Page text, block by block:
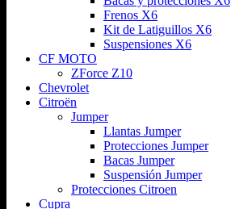
Frenos X6
Kit de Latiguillos X6
Suspensiones X6
CF MOTO
ZForce Z10
Chevrolet
Citroën
Jumper
Llantas Jumper
Protecciones Jumper
Bacas Jumper
Suspensión Jumper
Protecciones Citroen
Cupra